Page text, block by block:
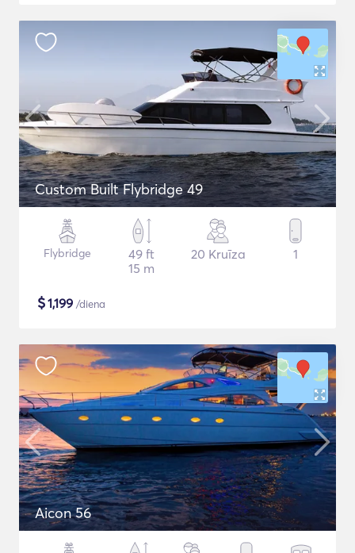
Custom Built Flybridge 49
Flybridge
49 ft
15 m
20 Kruīza 1
$1,199 /diena
Aicon 56